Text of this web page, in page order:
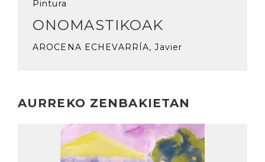
Pintura
ONOMASTIKOAK
AROCENA ECHEVARRÍA, Javier
AURREKO ZENBAKIETAN